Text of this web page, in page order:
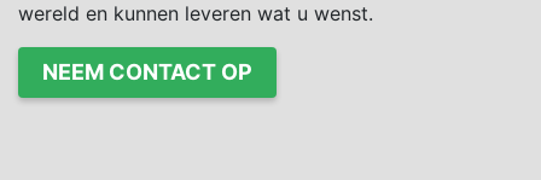
wereld en kunnen leveren wat u wenst.
NEEM CONTACT OP